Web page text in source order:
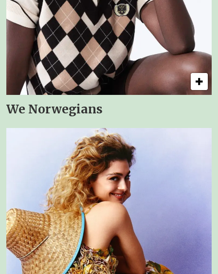
We Norwegians